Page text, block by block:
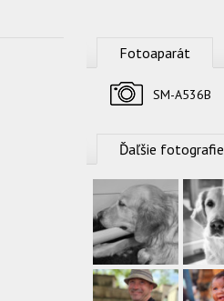
Fotoaparát
SM-A536B
Ďaľšie fotografie